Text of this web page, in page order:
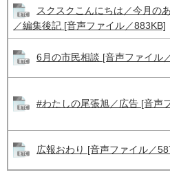
スクスクこんにちは／今月の
／編集後記 [音声ファイル／883KB]
6月の市民相談 [音声ファイル
#わたしの尾張旭／広告 [音声
広報おわり [音声ファイル／